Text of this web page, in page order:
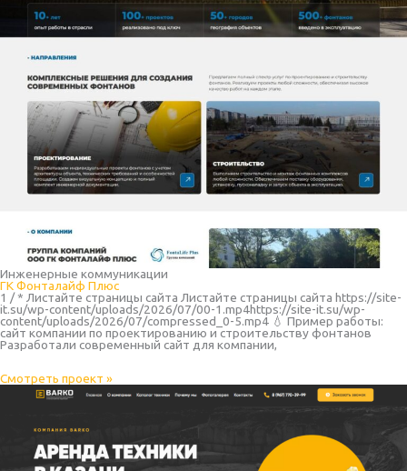
Инженерные коммуникации
ГК Фонталайф Плюс
1 / * Листайте страницы сайта Листайте страницы сайта https://site-
it.su/wp-content/uploads/2026/07/00-1.mp4https://site-it.su/wp-
content/uploads/2026/07/compressed_0-5.mp4 💧 Пример работы:
сайт компании по проектированию и строительству фонтанов
Разработали современный сайт для компании,
Смотреть проект »